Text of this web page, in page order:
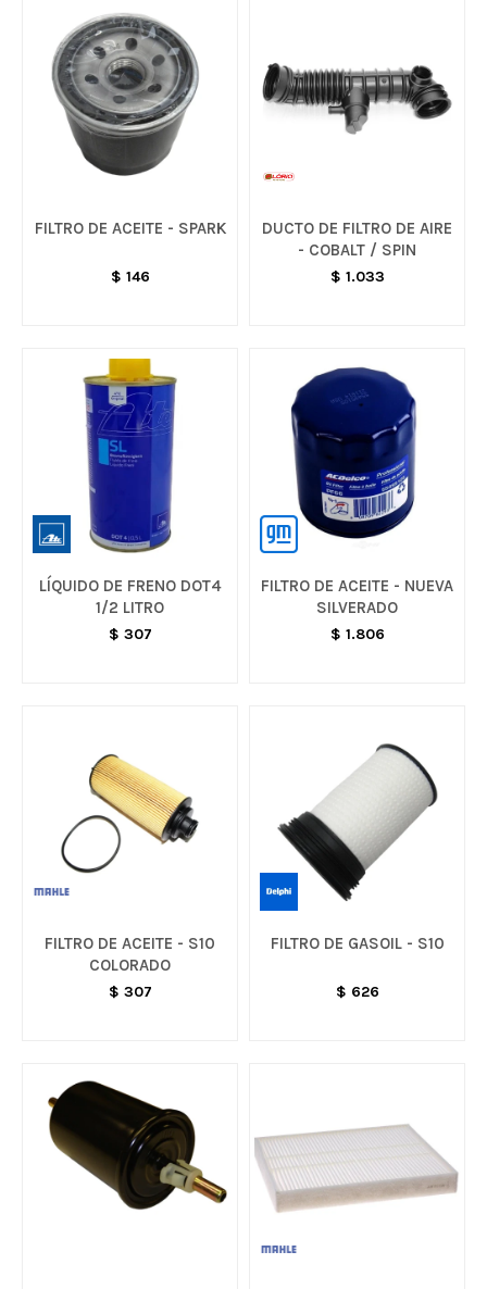
FILTRO DE ACEITE - SPARK
$ 146
DUCTO DE FILTRO DE AIRE
- COBALT / SPIN
$ 1.033
LÍQUIDO DE FRENO DOT4
1/2 LITRO
$ 307
FILTRO DE ACEITE - NUEVA
SILVERADO
$ 1.806
FILTRO DE ACEITE - S10
COLORADO
$ 307
FILTRO DE GASOIL - S10
$ 626